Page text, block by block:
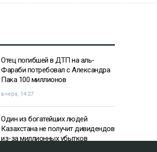
Отец погибшей в ДТП на аль-
Фараби потребовал с Александра
Пака 100 миллионов
вчера, 14:27
Один из богатейших людей
Казахстана не получит дивидендов
из-за миллионных убытков